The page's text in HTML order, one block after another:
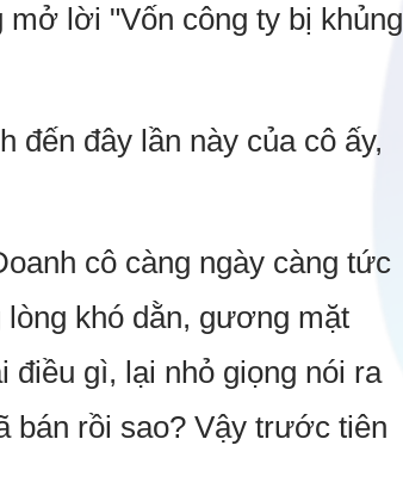
lời "Vốn công ty bị khủng
đến đây lần này của cô ấy,
cô càng ngày càng tức
khó dằn, gương mặt
gì, lại nhỏ giọng nói ra
bán rồi sao? Vậy trước tiên